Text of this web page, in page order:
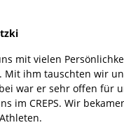
mit vielen
Mit ihm tauschten wir
war er sehr offen für
im CREPS. Wir